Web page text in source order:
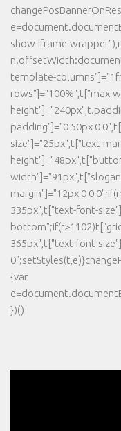
show-iframe-
template-
rows"]="100%",t["max-
padding"]="0 50px 0
size"]="25px",t["text-
margin"]="12px 0 0
335px",t["text-font-
365px",t["text-font-
{var
})()